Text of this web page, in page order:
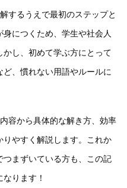
するうえで最初のステップと
につくため、学生や社会人
し、初めて学ぶ方にとって
、慣れない用語やルールに
容から具体的な解き方、効率
やすく解説します。これか
つまずいている方も、この記
ります！